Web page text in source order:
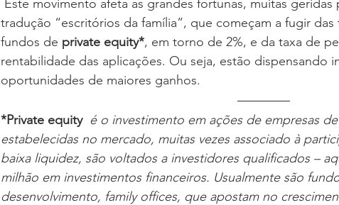
tradução “escritórios da família”, que começam a fugir
fundos de private equity*, em torno de 2%, e da taxa de
rentabilidade das aplicações. Ou seja, estão dispensando
oportunidades de maiores ganhos.
*Private equity é o investimento em ações de empresas
estabelecidas no mercado, muitas vezes associado à
baixa liquidez, são voltados a investidores qualificados –
milhão em investimentos financeiros. Usualmente são
desenvolvimento, family offices, que apostam no